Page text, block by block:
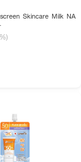
Skincare Milk NA